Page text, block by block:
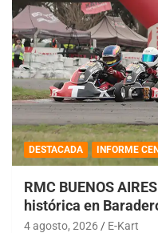
DESTACADA INFORME
RMC BUENOS
histórica en
4 agosto, 2026 E-Kart